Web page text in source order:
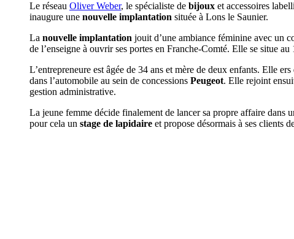
Le réseau Oliver Weber, le spécialiste de bijoux et accessoires
inaugure une nouvelle implantation située à Lons le Saunier.
La nouvelle implantation jouit d’une ambiance féminine avec un
de l’enseigne à ouvrir ses portes en Franche-Comté. Elle se situe
L’entrepreneure est âgée de 34 ans et mère de deux enfants. Elle
dans l’automobile au sein de concessions Peugeot. Elle rejoint
gestion administrative.
La jeune femme décide finalement de lancer sa propre affaire dans
pour cela un stage de lapidaire et propose désormais à ses clients